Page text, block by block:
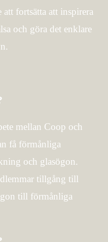
fortsätta att inspirera
och göra det enklare
mellan Coop och
få förmånliga
och glasögon.
tillgång till
till förmånliga